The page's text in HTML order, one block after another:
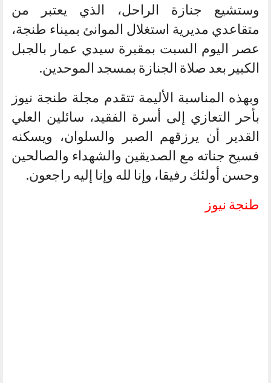
وستشيع جنازة الراحل، الذي يعتبر من
متقاعدي مديرية استغلال الموانئ بميناء طنجة،
عصر اليوم السبت بمقبرة سيدي عمار بالجبل
الكبير بعد صلاة الجنازة بمسجد الموحدين.
وبهذه المناسبة الأليمة تتقدم مجلة طنجة نيوز
بأحر التعازي إلى أسرة الفقيد، سائلين العلي
القدير أن يرزقهم الصبر والسلوان، ويسكنه
فسيح جناته مع الصديقين والشهداء والصالحين
وحسن أولئك رفيقا، وإنا لله وإنا إليه راجعون.
طنجة نيوز